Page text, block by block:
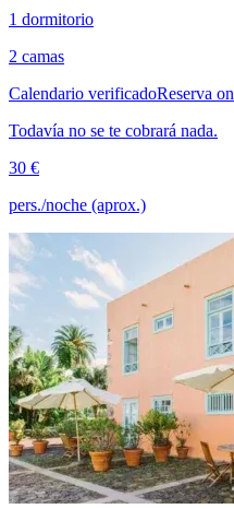
1 dormitorio
2 camas
Calendario verificadoReserva
Todavía no se te cobrará nada.
30 €
pers./noche (aprox.)